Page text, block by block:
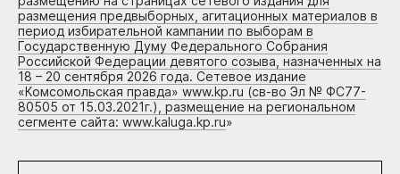
размещения предвыборных, агитационных материалов в
период избирательной кампании по выборам в
Государственную Думу Федерального Собрания
Российской Федерации девятого созыва, назначенных на
18 – 20 сентября 2026 года. Сетевое издание
«Комсомольская правда» www.kp.ru (св-во Эл № ФС77-
80505 от 15.03.2021г.), размещение на региональном
сегменте сайта: www.kaluga.kp.ru»